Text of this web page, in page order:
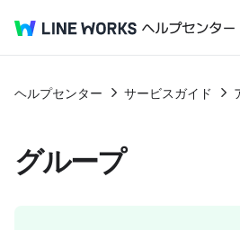
ヘルプセンター サービスガイド
グループ